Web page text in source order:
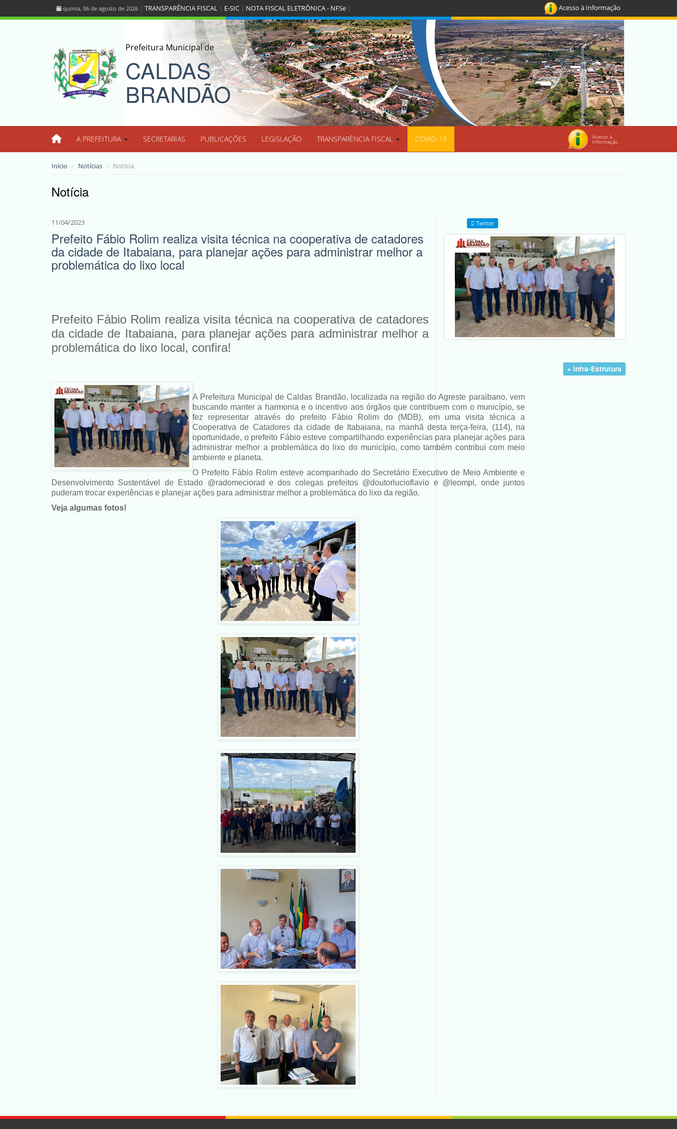
quinta, 06 de agosto de 2026 | TRANSPARÊNCIA FISCAL | E-SIC | NOTA FISCAL ELETRÔNICA - NFSe | Acesso à Informação
Prefeitura Municipal de
CALDAS
BRANDÃO
A PREFEITURA SECRETARIAS PUBLICAÇÕES LEGISLAÇÃO TRANSPARÊNCIA FISCAL COVID-19 Acesso à
Informação
Início Notícias Notícia
Notícia
11/04/2023
Prefeito Fábio Rolim realiza visita técnica na cooperativa de catadores
da cidade de Itabaiana, para planejar ações para administrar melhor a
problemática do lixo local
Prefeito Fábio Rolim realiza visita técnica na cooperativa de catadores
da cidade de Itabaiana, para planejar ações para administrar melhor a
problemática do lixo local, confira!
A Prefeitura Municipal de Caldas Brandão, localizada na região do Agreste paraibano, vem
buscando manter a harmonia e o incentivo aos órgãos que contribuem com o município, se
fez representar através do prefeito Fábio Rolim do (MDB), em uma visita técnica a
Cooperativa de Catadores da cidade de Itabaiana, na manhã desta terça-feira, (114), na
oportunidade, o prefeito Fábio esteve compartilhando experiências para planejar ações para
administrar melhor a problemática do lixo do município, como também contribui com meio
ambiente e planeta.
O Prefeito Fábio Rolim esteve acompanhado do Secretário Executivo de Meio Ambiente e
Desenvolvimento Sustentável de Estado @radomeciorad e dos colegas prefeitos @doutorlucioflavio e @leompl, onde juntos
puderam trocar experiências e planejar ações para administrar melhor a problemática do lixo da região.
Veja algumas fotos!
Twitter
+ Infra-Estrutura